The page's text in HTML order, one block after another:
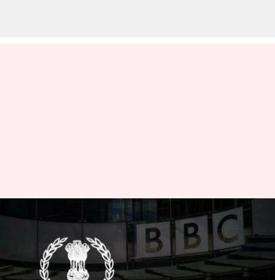
பிபிசி அலுவலகங்களில்
இரண்டாம் நாளாக
தொடரும் வருமான வரி
சோதனை